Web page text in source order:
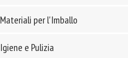
Materiali per l'Imballo
Igiene e Pulizia